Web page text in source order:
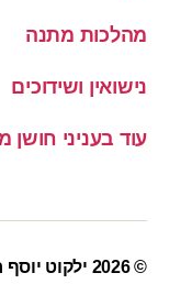
מהלכות מתנה
נישואין ושידוכים
עוד בעניני
© 2026
ילקוט